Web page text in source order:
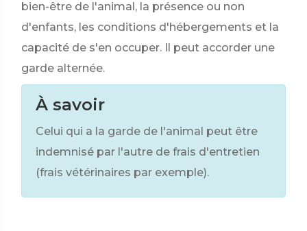
bien-être de l'animal, la présence ou non
d'enfants, les conditions d'hébergements et la
capacité de s'en occuper. Il peut accorder une
garde alternée.
À savoir
Celui qui a la garde de l'animal peut être
indemnisé par l'autre de frais d'entretien
(frais vétérinaires par exemple).